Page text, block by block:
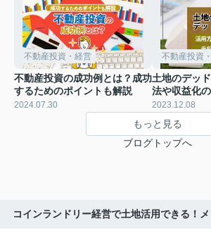
不動産投資・経営
不動産投資の成功例とは？成功
するためのポイントも解説
2024.07.30
不動産投資
土地のデッ
法や収益化
2023.12.08
もっと見る
ブログトップへ
コインランドリー経営で土地活用できる！